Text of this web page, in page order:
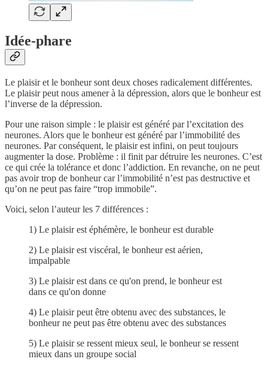
Idée-phare
Le plaisir et le bonheur sont deux choses radicalement différentes.
Le plaisir peut nous amener à la dépression, alors que le bonheur est
l’inverse de la dépression.
Pour une raison simple : le plaisir est généré par l’excitation des
neurones. Alors que le bonheur est généré par l’immobilité des
neurones. Par conséquent, le plaisir est infini, on peut toujours
augmenter la dose. Problème : il finit par détruire les neurones. C’est
ce qui crée la tolérance et donc l’addiction. En revanche, on ne peut
pas avoir trop de bonheur car l’immobilité n’est pas destructive et
qu’on ne peut pas faire “trop immobile”.
Voici, selon l’auteur les 7 différences :
1) Le plaisir est éphémère, le bonheur est durable
2) Le plaisir est viscéral, le bonheur est aérien,
impalpable
3) Le plaisir est dans ce qu'on prend, le bonheur est
dans ce qu'on donne
4) Le plaisir peut être obtenu avec des substances, le
bonheur ne peut pas être obtenu avec des substances
5) Le plaisir se ressent mieux seul, le bonheur se ressent
mieux dans un groupe social